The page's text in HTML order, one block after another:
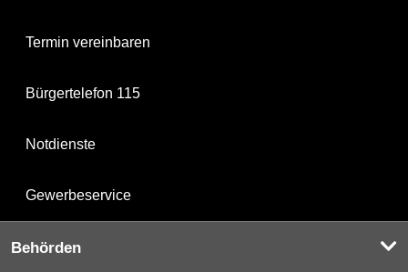
Termin vereinbaren
Bürgertelefon 115
Notdienste
Gewerbeservice
Behörden